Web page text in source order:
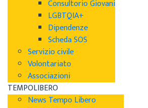
Consultorio Giovani
LGBTQIA+
Dipendenze
Scheda SOS
Servizio civile
Volontariato
Associazioni
TEMPOLIBERO
News Tempo Libero